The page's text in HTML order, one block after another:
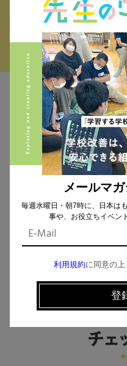
オルタナティブス
イベント、記事
個人情報の取扱 に
CHECK
メールマ
毎週水曜日・朝7時に、日本は
事や、お役立ちイベン
利用規約に同意の